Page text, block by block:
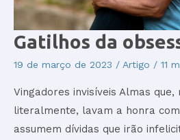
Gatilhos da
19 de março de 2023 / Artigo / 11
Vingadores invisíveis Almas
literalmente, lavam a honra
assumem dívidas que irão
Gatilhos
da
obsessão